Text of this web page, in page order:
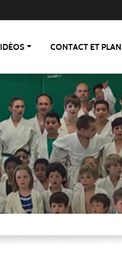
CONTACT ET PLAN